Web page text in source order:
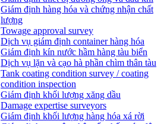
Giám định hàng hóa và chứng nhận chất
lượng
Towage approval survey
Dịch vụ giám định container hàng hóa
Giám định kín nước hầm hàng tàu biển
Dịch vụ lặn và cạo hà phần chìm thân tàu
Tank coating condition survey / coating
condition inspection
Giám định khối lượng xăng dầu
Damage expertise surveyors
Giám định khối lượng hàng hóa xá rời